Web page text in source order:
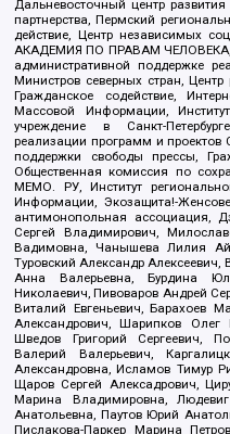
Дальневосточный центр
партнерства, Пермский
действие, Центр независимых
АКАДЕМИЯ ПО ПРАВАМ ЧЕЛОВЕКА,
административной поддержке
Министров северных стран,
Гражданское содействие,
Массовой Информации,
учреждение в Санкт-
реализации программ и проектов
поддержки свободы прессы,
Общественная комиссия по
МЕМО. РУ, Институт
Информации, Экозащита!-
антимонопольная ассоциация,
Сергей Владимирович,
Вадимовна, Чанышева Лилия
Туровский Александр Алексеевич,
Анна Валерьевна, Бурдина
Николаевич, Пивоваров Андрей
Виталий Евгеньевич, Барахоев
Александрович, Шарипков
Шведов Григорий Сергеевич,
Валерий Валерьевич,
Александровна, Исламов Тимур
Щаров Сергей Алексадрович,
Марина Владимировна,
Анатольевна, Паутов Юрий
Пислакова-Паркер Марина